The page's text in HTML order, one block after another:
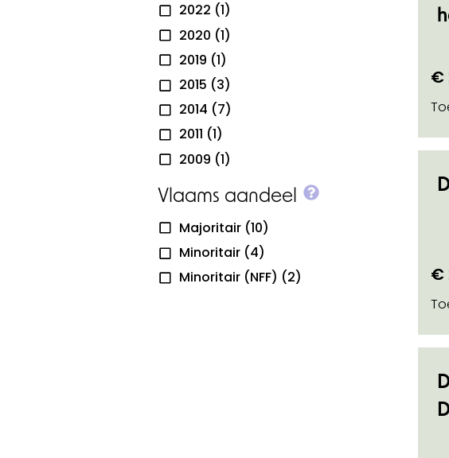
2022 (1)
2020 (1)
2019 (1)
2015 (3)
2014 (7)
2011 (1)
2009 (1)
Vlaams aandeel More info on
Majoritair (10)
Minoritair (4)
Minoritair (NFF) (2)
€
€